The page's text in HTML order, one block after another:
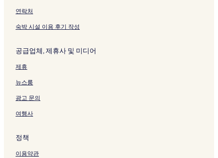
연락처
숙박 시설 이용 후기 작성
공급업체, 제휴사 및 미디어
제휴
뉴스룸
광고 문의
여행사
정책
이용약관